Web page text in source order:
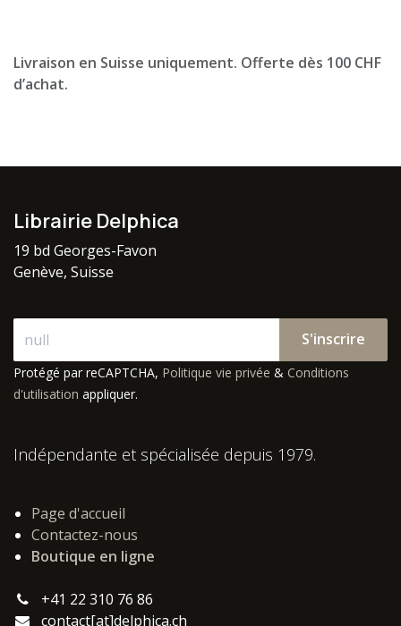
Livraison en Suisse uniquement. Offerte dès 100 CHF
d’achat.
Librairie Delphica
19 bd Georges-Favon
Genève, Suisse
S'inscrire
Protégé par reCAPTCHA, Politique vie privée & Conditions
d'utilisation appliquer.
Indépendante et spécialisée depuis 1979.
Page d'accueil
Contactez-nous
Boutique en ligne
+41 22 310 76 86
contact[at]delphica.ch